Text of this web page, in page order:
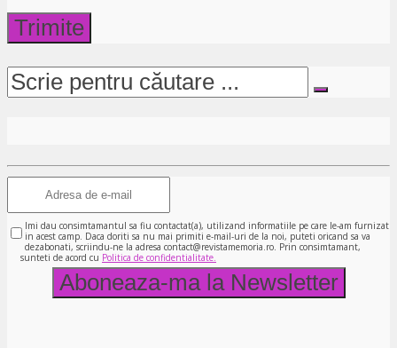
Imi dau consimtamantul sa fiu contactat(a), utilizand informatiile pe care le-am furnizat
in acest camp. Daca doriti sa nu mai primiti e-mail-uri de la noi, puteti oricand sa va
dezabonati, scriindu-ne la adresa contact@revistamemoria.ro. Prin consimtamant,
sunteti de acord cu Politica de confidentialitate.